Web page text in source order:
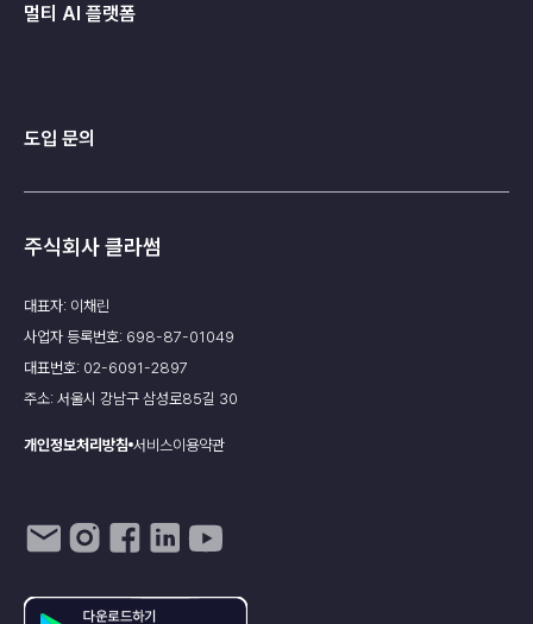
멀티 AI 플랫폼
도입 문의
주식회사 클라썸
대표자: 이채린
사업자 등록번호: 698-87-01049
대표번호: 02-6091-2897
주소: 서울시 강남구 삼성로85길 30
개인정보처리방침 서비스이용약관